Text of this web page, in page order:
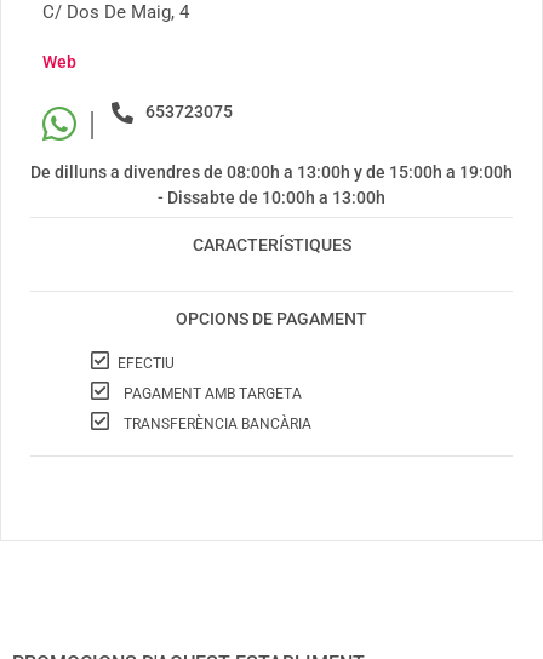
C/ Dos De Maig, 4
Web
| 653723075
De dilluns a divendres de 08:00h a 13:00h y de 15:00h a 19:00h
- Dissabte de 10:00h a 13:00h
CARACTERÍSTIQUES
OPCIONS DE PAGAMENT
EFECTIU
PAGAMENT AMB TARGETA
TRANSFERÈNCIA BANCÀRIA